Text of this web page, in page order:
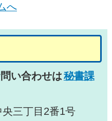
へ
い合わせは秘書課
三丁目2番1号